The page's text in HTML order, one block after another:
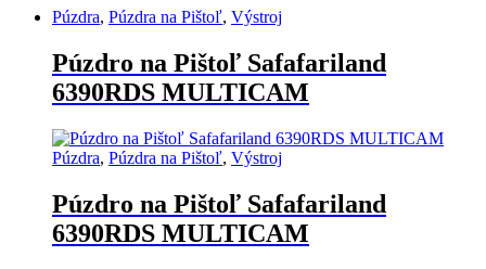
Púzdra, Púzdra na Pištoľ, Výstroj
Púzdro na Pištoľ Safafariland
6390RDS MULTICAM
Púzdra, Púzdra na Pištoľ, Výstroj
Púzdro na Pištoľ Safafariland
6390RDS MULTICAM